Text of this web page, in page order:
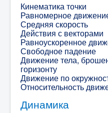
Кинематика точки
Равномерное
Средняя скорость
Действия с векторами
Равноускоренное
Свободное падение
Движение тела,
горизонту
Движение по
Относительность
Динамика